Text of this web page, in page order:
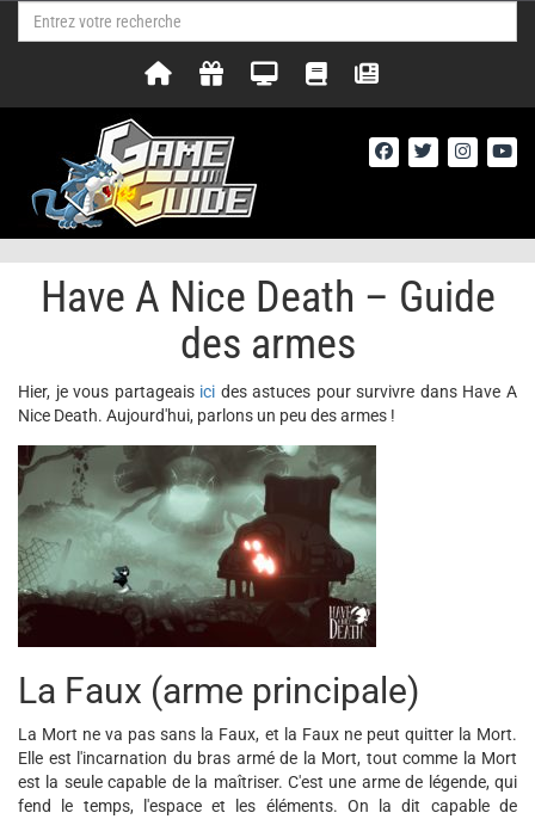
Have A Nice Death – Guide
des armes
Hier, je vous partageais ici des astuces pour survivre dans Have A
Nice Death. Aujourd'hui, parlons un peu des armes !
La Faux (arme principale)
La Mort ne va pas sans la Faux, et la Faux ne peut quitter la Mort.
Elle est l'incarnation du bras armé de la Mort, tout comme la Mort
est la seule capable de la maîtriser. C'est une arme de légende, qui
fend le temps, l'espace et les éléments. On la dit capable de